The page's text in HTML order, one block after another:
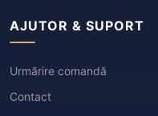
AJUTOR & SUPORT
Urmărire comandă
Contact